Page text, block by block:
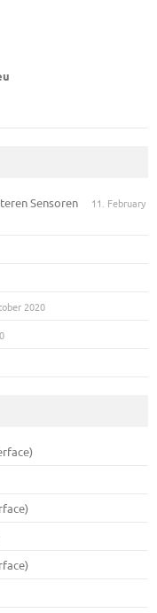
Sensoren
11. February
2020